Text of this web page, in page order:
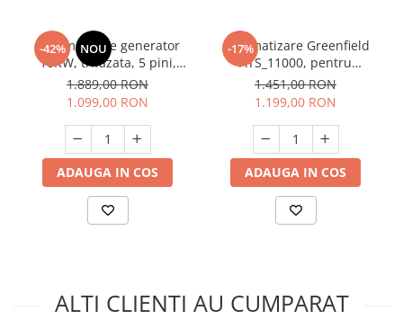
-42% NOU
Automatizare generator
10KW, trifazata, 5 pini,
380V, RAIDER
1.889,00 RON
1.099,00 RON
ADAUGA IN COS
-17%
Automatizare Greenfield
ATS_11000, pentru
generatoare pentru curent
1.451,00 RON
1.199,00 RON
ADAUGA IN COS
ALTI CLIENTI AU CUMPARAT